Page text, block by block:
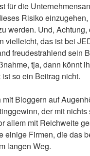
für die
Risiko
werden. Und,
vielleicht, das ist bei
freudestrahlend sein
tja, dann könnt
so ein Beitrag nicht.
Bloggern auf
der mit
allem mit Reichweite
einige Firmen, die das
langen Weg.